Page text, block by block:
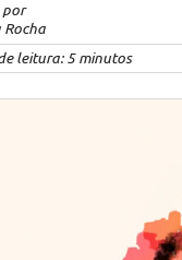
por
Rocha
leitura:5 minutos